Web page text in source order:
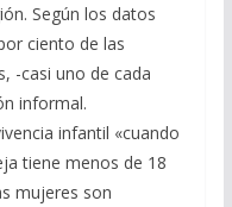
Según los datos
ciento de las
-casi uno de cada
informal.
infantil «cuando
tiene menos de 18
mujeres son